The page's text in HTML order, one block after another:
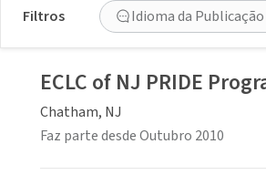
ou
Filtros Idioma da Publicação
ECLC of NJ PRIDE
Chatham, NJ
Faz parte desde Outubro 2010